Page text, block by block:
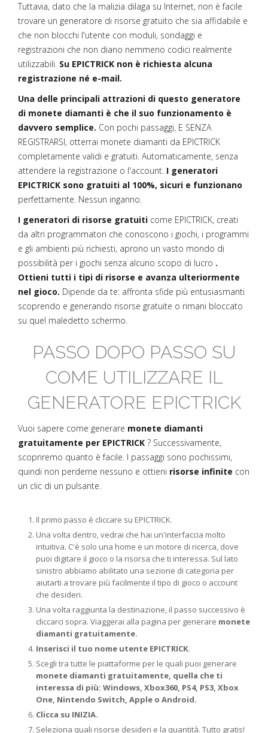
Tuttavia, dato che la malizia dilaga su Internet, non è facile
trovare un generatore di risorse gratuito che sia affidabile e
che non blocchi l'utente con moduli, sondaggi e
registrazioni che non diano nemmeno codici realmente
utilizzabili. Su EPICTRICK non è richiesta alcuna
registrazione né e-mail.
Una delle principali attrazioni di questo generatore
di monete diamanti è che il suo funzionamento è
davvero semplice. Con pochi passaggi, E SENZA
REGISTRARSI, otterrai monete diamanti da EPICTRICK
completamente validi e gratuiti. Automaticamente, senza
attendere la registrazione o l'account. I generatori
EPICTRICK sono gratuiti al 100%, sicuri e funzionano
perfettamente. Nessun inganno.
I generatori di risorse gratuiti come EPICTRICK, creati
da altri programmatori che conoscono i giochi, i programmi
e gli ambienti più richiesti, aprono un vasto mondo di
possibilità per i giochi senza alcuno scopo di lucro .
Ottieni tutti i tipi di risorse e avanza ulteriormente
nel gioco. Dipende da te: affronta sfide più entusiasmanti
scoprendo e generando risorse gratuite o rimani bloccato
su quel maledetto schermo.
PASSO DOPO PASSO SU
COME UTILIZZARE IL
GENERATORE EPICTRICK
Vuoi sapere come generare monete diamanti
gratuitamente per EPICTRICK ? Successivamente,
scopriremo quanto è facile. I passaggi sono pochissimi,
quindi non perderne nessuno e ottieni risorse infinite con
un clic di un pulsante.
Il primo passo è cliccare su EPICTRICK.
Una volta dentro, vedrai che hai un'interfaccia molto
intuitiva. C'è solo una home e un motore di ricerca, dove
puoi digitare il gioco o la risorsa che ti interessa. Sul lato
sinistro abbiamo abilitato una sezione di categoria per
aiutarti a trovare più facilmente il tipo di gioco o account
che desideri.
Una volta raggiunta la destinazione, il passo successivo è
cliccarci sopra. Viaggerai alla pagina per generare monete
diamanti gratuitamente.
Inserisci il tuo nome utente EPICTRICK.
Scegli tra tutte le piattaforme per le quali puoi generare
monete diamanti gratuitamente, quella che ti
interessa di più: Windows, Xbox360, PS4, PS3, Xbox
One, Nintendo Switch, Apple o Android.
Clicca su INIZIA.
Seleziona quali risorse desideri e la quantità. Tutto gratis!